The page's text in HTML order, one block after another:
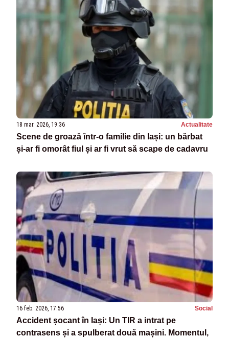
18 mar. 2026, 19:36 Actualitate
Scene de groază într-o familie din Iași: un bărbat
și-ar fi omorât fiul și ar fi vrut să scape de cadavru
16 feb. 2026, 17:56 Social
Accident șocant în Iași: Un TIR a intrat pe
contrasens și a spulberat două mașini. Momentul,